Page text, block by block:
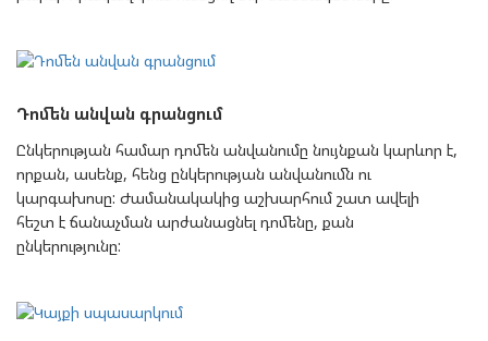
Դոմեն անվան գրանցում
Ընկերության համար դոմեն անվանումը նույնքան կարևոր է,
որքան, ասենք, հենց ընկերության անվանումն ու
կարգախոսը: Ժամանակակից աշխարհում շատ ավելի
հեշտ է ճանաչման արժանացնել դոմենը, քան
ընկերությունը: